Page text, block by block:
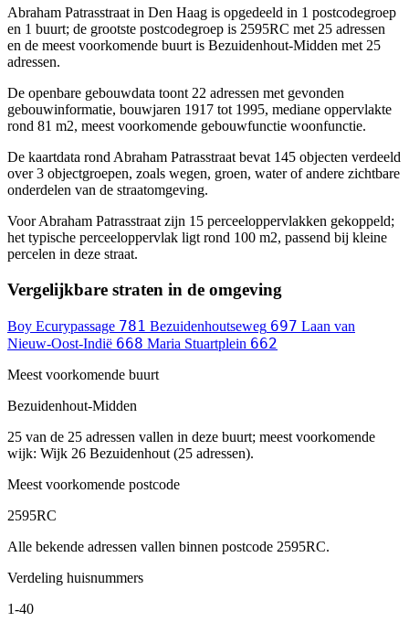
Abraham Patrasstraat in Den Haag is opgedeeld in 1 postcodegroep
en 1 buurt; de grootste postcodegroep is 2595RC met 25 adressen
en de meest voorkomende buurt is Bezuidenhout-Midden met 25
adressen.
De openbare gebouwdata toont 22 adressen met gevonden
gebouwinformatie, bouwjaren 1917 tot 1995, mediane oppervlakte
rond 81 m2, meest voorkomende gebouwfunctie woonfunctie.
De kaartdata rond Abraham Patrasstraat bevat 145 objecten verdeeld
over 3 objectgroepen, zoals wegen, groen, water of andere zichtbare
onderdelen van de straatomgeving.
Voor Abraham Patrasstraat zijn 15 perceeloppervlakken gekoppeld;
het typische perceeloppervlak ligt rond 100 m2, passend bij kleine
percelen in deze straat.
Vergelijkbare straten in de omgeving
Boy Ecurypassage 781 Bezuidenhoutseweg 697 Laan van
Nieuw-Oost-Indië 668 Maria Stuartplein 662
Meest voorkomende buurt
Bezuidenhout-Midden
25 van de 25 adressen vallen in deze buurt; meest voorkomende
wijk: Wijk 26 Bezuidenhout (25 adressen).
Meest voorkomende postcode
2595RC
Alle bekende adressen vallen binnen postcode 2595RC.
Verdeling huisnummers
1-40